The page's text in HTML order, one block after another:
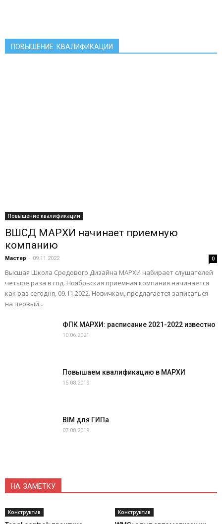
ПОВЫШЕНИЕ КВАЛИФИКАЦИИ
Повышение квалификации
ВШСД МАРХИ начинает приемную
компанию
Мастер - 09.11.2022 0
Высшая Школа Средового Дизайна МАРХИ набирает слушателей
четыре раза в год. Ноябрьская приемная компания начинается
как раз сегодня, 09.11.2022. Новичкам, предлагается записаться
на первый...
ФПК МАРХИ: расписание 2021-2022 известно
10.06.2021
Повышаем квалификацию в МАРХИ
15.08.2019
BIM для ГИПа
07.08.2019
НА ЗАМЕТКУ
Конструктив Конструктив